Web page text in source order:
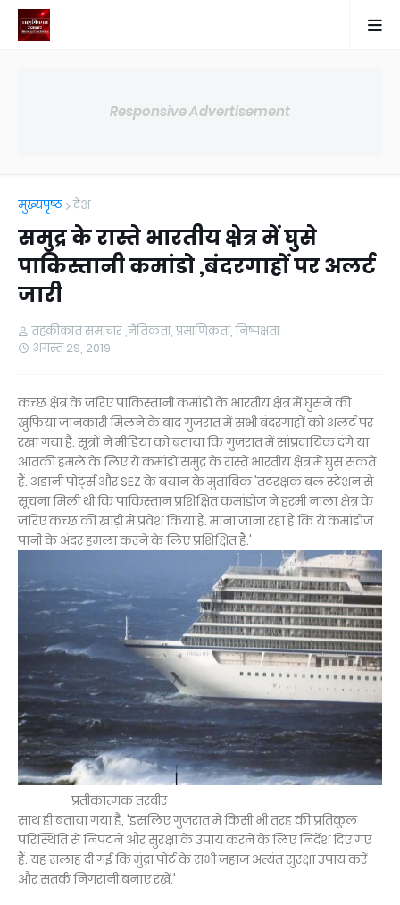
Responsive Advertisement
मुख्यपृष्ठ देश
समुद्र के रास्ते भारतीय क्षेत्र में घुसे
पाकिस्तानी कमांडो ,बंदरगाहों पर अलर्ट
जारी
तहकीकात समाचार ,नैतिकता, प्रमाणिकता, निष्पक्षता
अगस्त 29, 2019
कच्छ क्षेत्र के जरिए पाकिस्तानी कमांडो के भारतीय क्षेत्र में घुसने की
खुफिया जानकारी मिलने के बाद गुजरात में सभी बंदरगाहों को अलर्ट पर
रखा गया है. सूत्रों ने मीडिया को बताया कि गुजरात में सांप्रदायिक दंगे या
आतंकी हमले के लिए ये कमांडो समुद्र के रास्ते भारतीय क्षेत्र में घुस सकते
हैं. अडानी पोर्ट्स और SEZ के बयान के मुताबिक 'तटरक्षक बल स्टेशन से
सूचना मिली थी कि पाकिस्तान प्रशिक्षित कमांडोज ने हरमी नाला क्षेत्र के
जरिए कच्छ की खाड़ी में प्रवेश किया है. माना जाना रहा है कि ये कमांडोज
पानी के अंदर हमला करने के लिए प्रशिक्षित हैं.'
प्रतीकात्मक तस्वीर
साथ ही बताया गया है, 'इसलिए गुजरात में किसी भी तरह की प्रतिकूल
परिस्थिति से निपटने और सुरक्षा के उपाय करने के लिए निर्देश दिए गए
हैं. यह सलाह दी गई कि मुंद्रा पोर्ट के सभी जहाज अत्यंत सुरक्षा उपाय करें
और सतर्क निगरानी बनाए रखें.'